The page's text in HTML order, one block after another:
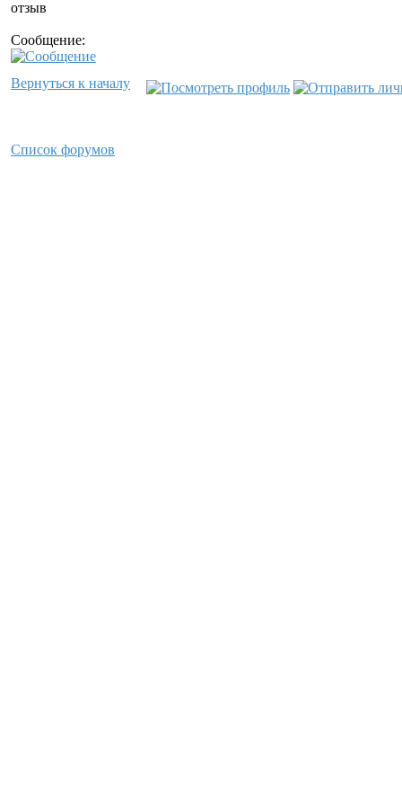
Сообщение:
Вернуться к началу
Список форумов